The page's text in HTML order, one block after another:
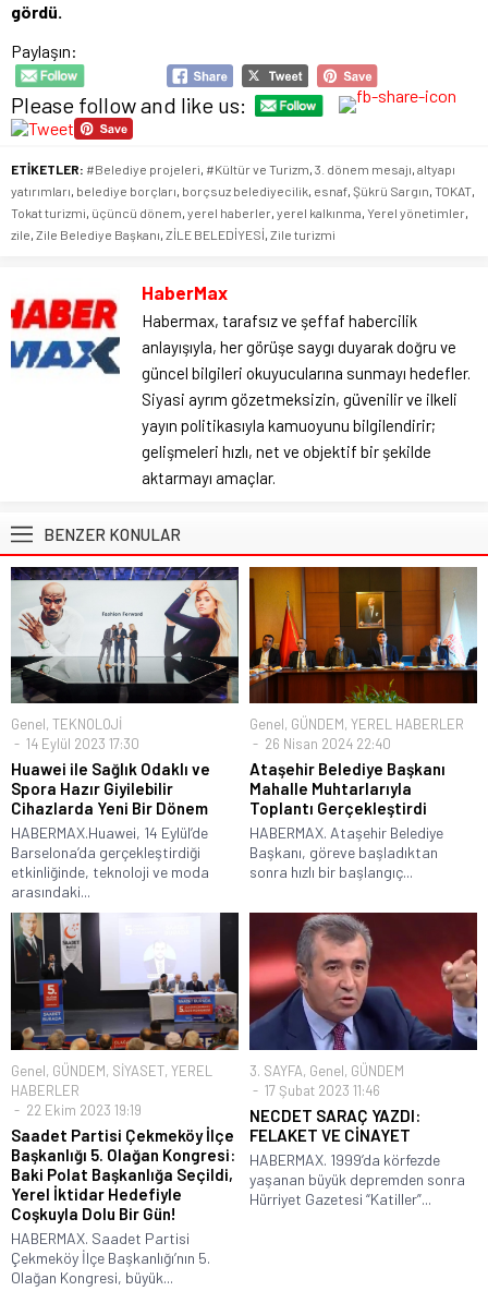
gördü.
Paylaşın:
Please follow and like us:
ETİKETLER: #Belediye projeleri, #Kültür ve Turizm, 3. dönem mesajı, altyapı
yatırımları, belediye borçları, borçsuz belediyecilik, esnaf, Şükrü Sargın, TOKAT,
Tokat turizmi, üçüncü dönem, yerel haberler, yerel kalkınma, Yerel yönetimler,
zile, Zile Belediye Başkanı, ZİLE BELEDİYESİ, Zile turizmi
HaberMax
Habermax, tarafsız ve şeffaf habercilik
anlayışıyla, her görüşe saygı duyarak doğru ve
güncel bilgileri okuyucularına sunmayı hedefler.
Siyasi ayrım gözetmeksizin, güvenilir ve ilkeli
yayın politikasıyla kamuoyunu bilgilendirir;
gelişmeleri hızlı, net ve objektif bir şekilde
aktarmayı amaçlar.
BENZER KONULAR
Genel, TEKNOLOJİ
14 Eylül 2023 17:30
Huawei ile Sağlık Odaklı ve
Spora Hazır Giyilebilir
Cihazlarda Yeni Bir Dönem
HABERMAX.Huawei, 14 Eylül’de
Barselona’da gerçekleştirdiği
etkinliğinde, teknoloji ve moda
arasındaki...
Genel, GÜNDEM, YEREL HABERLER
26 Nisan 2024 22:40
Ataşehir Belediye Başkanı
Mahalle Muhtarlarıyla
Toplantı Gerçekleştirdi
HABERMAX. Ataşehir Belediye
Başkanı, göreve başladıktan
sonra hızlı bir başlangıç...
Genel, GÜNDEM, SİYASET, YEREL
HABERLER
22 Ekim 2023 19:19
Saadet Partisi Çekmeköy İlçe
Başkanlığı 5. Olağan Kongresi:
Baki Polat Başkanlığa Seçildi,
Yerel İktidar Hedefiyle
Coşkuyla Dolu Bir Gün!
HABERMAX. Saadet Partisi
Çekmeköy İlçe Başkanlığı’nın 5.
Olağan Kongresi, büyük...
3. SAYFA, Genel, GÜNDEM
17 Şubat 2023 11:46
NECDET SARAÇ YAZDI:
FELAKET VE CİNAYET
HABERMAX. 1999’da körfezde
yaşanan büyük depremden sonra
Hürriyet Gazetesi “Katiller”...